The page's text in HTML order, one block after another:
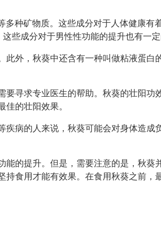
种矿物质。这些成分对于人体健康有
些成分对于男性性功能的提升也有一定
外，秋葵中还含有一种叫做粘液蛋白
寻求专业医生的帮助。秋葵的壮阳功
的壮阳效果。
疾病的人来说，秋葵可能会对身体造成
的提升。但是，需要注意的是，秋葵
食用才能有效果。在食用秋葵之前，